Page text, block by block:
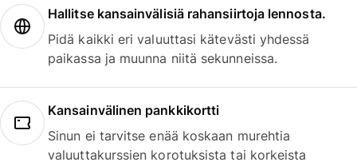
Hallitse kansainvälisiä rahansiirtoja lennosta.
Pidä kaikki eri valuuttasi kätevästi yhdessä
paikassa ja muunna niitä sekunneissa.
Kansainvälinen pankkikortti
Sinun ei tarvitse enää koskaan murehtia
valuuttakurssien korotuksista tai korkeista